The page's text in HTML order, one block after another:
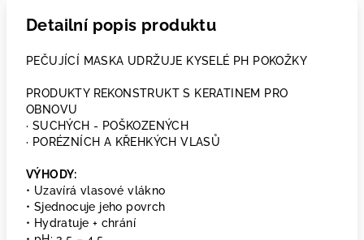
Detailní popis produktu
PEČUJÍCÍ MASKA UDRŽUJE KYSELÉ PH POKOŽKY
PRODUKTY REKONSTRUKT S KERATINEM PRO
OBNOVU
· SUCHÝCH - POŠKOZENÝCH
· PORÉZNÍCH A KŘEHKÝCH VLASŮ
VÝHODY:
• Uzavírá vlasové vlákno
• Sjednocuje jeho povrch
• Hydratuje + chrání